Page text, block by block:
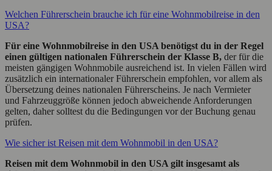
Welchen Führerschein brauche ich für eine Wohnmobilreise in den
USA?
Für eine Wohnmobilreise in den USA benötigst du in der Regel
einen gültigen nationalen Führerschein der Klasse B, der für die
meisten gängigen Wohnmobile ausreichend ist. In vielen Fällen wird
zusätzlich ein internationaler Führerschein empfohlen, vor allem als
Übersetzung deines nationalen Führerscheins. Je nach Vermieter
und Fahrzeuggröße können jedoch abweichende Anforderungen
gelten, daher solltest du die Bedingungen vor der Buchung genau
prüfen.
Wie sicher ist Reisen mit dem Wohnmobil in den USA?
Reisen mit dem Wohnmobil in den USA gilt insgesamt als